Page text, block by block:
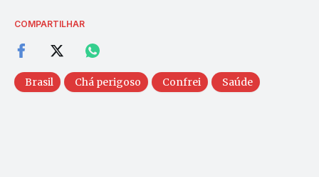
COMPARTILHAR
Brasil Chá perigoso Confrei Saúde